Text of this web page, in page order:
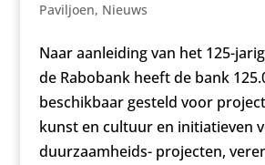
Paviljoen, Nieuws
Naar aanleiding van het 125-
de Rabobank heeft de bank
beschikbaar gesteld voor
kunst en cultuur en initiatieven
duurzaamheids- projecten,